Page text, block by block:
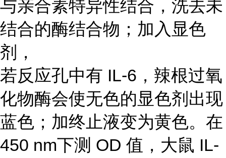
与亲合素特异性结合，洗去未
结合的酶结合物；加入显色
剂，
若反应孔中有 IL-6，辣根过氧
化物酶会使无色的显色剂出现
蓝色；加终止液变为黄色。在
450 nm下测 OD 值，大鼠 IL-